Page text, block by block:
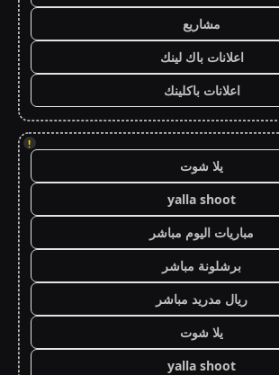
مشاريع
اعلانات باك لينك
اعلانات باكلينك
!
يلا شوت
yalla shoot
مباريات اليوم مباشر
برشلونة مباشر
ريال مدريد مباشر
يلا شوت
yalla shoot